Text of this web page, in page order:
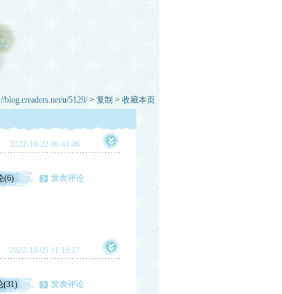
blog.creaders.net/u/5129/> 复制 > 收藏本页
2022-10-22 08:44:46
(6) 发表评论
2022-10-05 11:19:17
(31) 发表评论